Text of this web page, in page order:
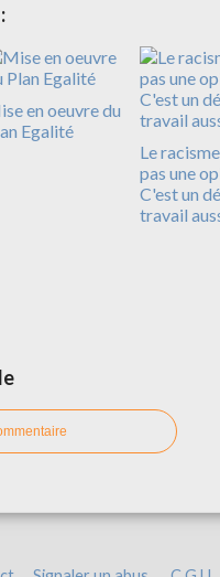
en oeuvre du
Egalité
Le
pas une
C'est un
travail